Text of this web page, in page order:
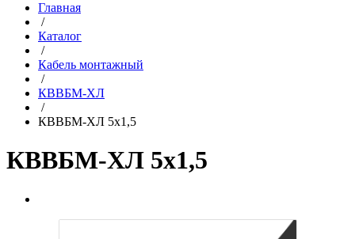
Главная
/
Каталог
/
Кабель монтажный
/
КВВБМ-ХЛ
/
КВВБМ-ХЛ 5х1,5
КВВБМ-ХЛ 5х1,5